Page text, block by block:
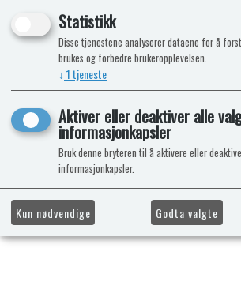
Statistikk
Disse tjenestene analyserer dataene for å
brukes og forbedre brukeropplevelsen.
↓ 1tjeneste
Aktiver eller deaktiver alle
informasjonkapsler
Bruk denne bryteren til å aktivere eller
informasjonkapsler.
Kun nødvendige Godta valgte